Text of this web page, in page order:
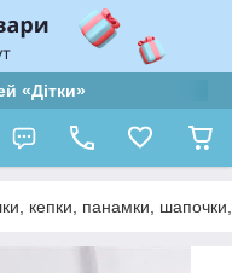
«Дітки»
кепки, панамки,